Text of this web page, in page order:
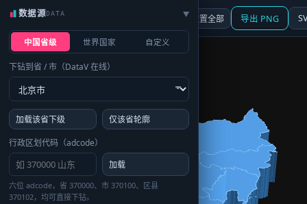
☰ 面板 地图 重置全部 导出 PNG
数据源DATA ▶
中国省级 世界国家 自定义
下钻到省 / 市（DataV 在线）
加载该省下级
仅该省轮廓
行政区划代码（adcode）
加载
六位 adcode，省 370000、市 370100、区县
370102，均可直接下钻。